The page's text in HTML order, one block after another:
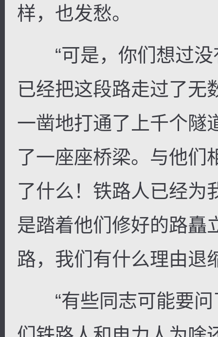
样，也发愁。
“可是，你们想过没
已经把这段路走过了无
一凿地打通了上千个隧
了一座座桥梁。与他们
了什么！铁路人已经为
是踏着他们修好的路矗
路，我们有什么理由退
“有些同志可能要问